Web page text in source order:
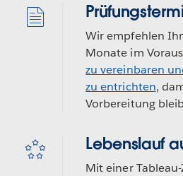
Wir empfehlen
Monate im Voraus
zu vereinbaren
zu entrichten,
Vorbereitung
Lebenslauf
Mit einer